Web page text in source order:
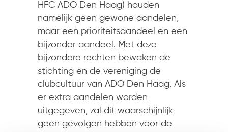
HFC ADO Den Haag) houden
namelijk geen gewone aandelen,
maar een prioriteitsaandeel en een
bijzonder aandeel. Met deze
bijzondere rechten bewaken de
stichting en de vereniging de
clubcultuur van ADO Den Haag. Als
er extra aandelen worden
uitgegeven, zal dit waarschijnlijk
geen gevolgen hebben voor de